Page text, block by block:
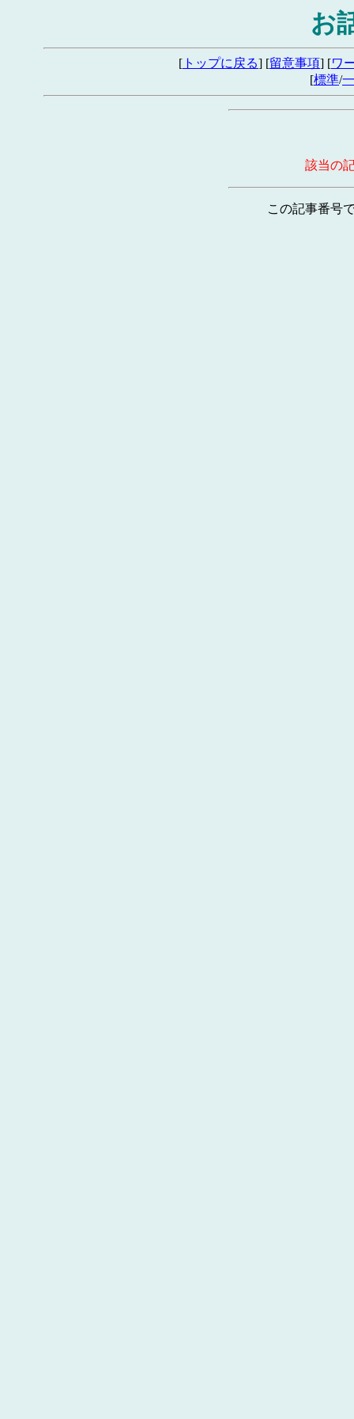
お
[ トップに戻る] [留意事項] [ワ
[標準/
該当の
この記事番号